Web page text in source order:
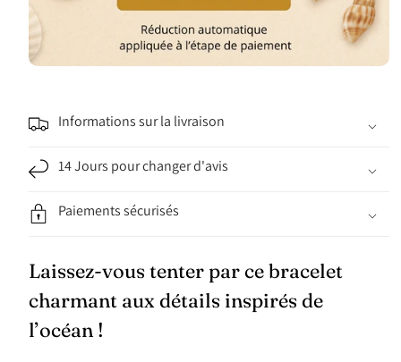
Informations sur la livraison
14 Jours pour changer d'avis
Paiements sécurisés
Laissez-vous tenter par ce bracelet
charmant aux détails inspirés de
l’océan !